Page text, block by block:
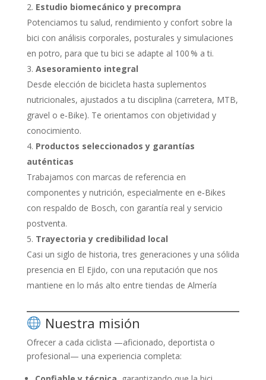
Estudio biomecánico y precompra
Potenciamos tu salud, rendimiento y confort sobre la
bici con análisis corporales, posturales y simulaciones
en potro, para que tu bici se adapte al 100 % a ti.
Asesoramiento integral
Desde elección de bicicleta hasta suplementos
nutricionales, ajustados a tu disciplina (carretera, MTB,
gravel o e‑Bike). Te orientamos con objetividad y
conocimiento.
Productos seleccionados y garantías
auténticas
Trabajamos con marcas de referencia en
componentes y nutrición, especialmente en e‑Bikes
con respaldo de Bosch, con garantía real y servicio
postventa.
Trayectoria y credibilidad local
Casi un siglo de historia, tres generaciones y una sólida
presencia en El Ejido, con una reputación que nos
mantiene en lo más alto entre tiendas de Almería
Nuestra misión
Ofrecer a cada ciclista —aficionado, deportista o
profesional— una experiencia completa: